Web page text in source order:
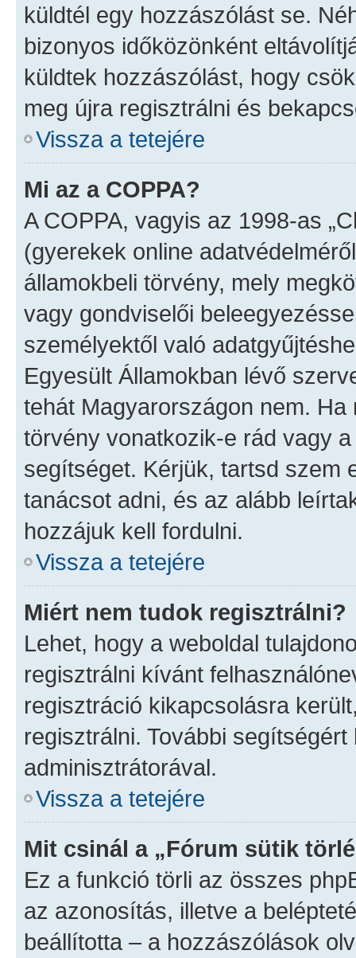
küldtél egy hozzászólást se.
bizonyos időközönként
küldtek hozzászólást, hogy
meg újra regisztrálni és
Vissza a tetejére
Mi az a COPPA?
A COPPA, vagyis az 1998-as
(gyerekek online
államokbeli törvény, mely
vagy gondviselői
személyektől való
Egyesült Államokban lévő
tehát Magyarországon nem.
törvény vonatkozik-e rád vagy
segítséget. Kérjük, tartsd szem
tanácsot adni, és az alább
hozzájuk kell fordulni.
Vissza a tetejére
Miért nem tudok regisztrálni?
Lehet, hogy a weboldal
regisztrálni kívánt
regisztráció kikapcsolásra
regisztrálni. További
adminisztrátorával.
Vissza a tetejére
Mit csinál a „Fórum sütik
Ez a funkció törli az összes
az azonosítás, illetve a
beállította – a hozzászólások